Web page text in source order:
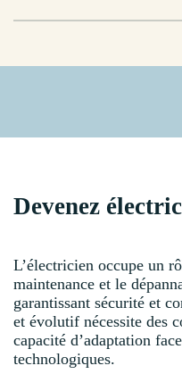
Devenez
L’électricien occupe un
maintenance et le
garantissant sécurité et
et évolutif nécessite des
capacité d’adaptation
technologiques.